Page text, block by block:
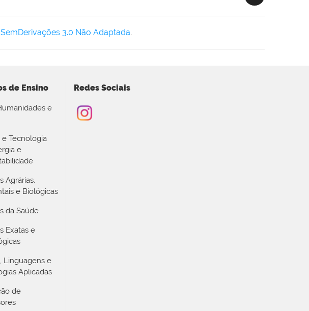
3.0 Não Adaptada.
de Ensino
e
e Tecnologia
e
Agrárias,
e Biológicas
da Saúde
Exatas e
Linguagens e
Aplicadas
de
Redes Sociais